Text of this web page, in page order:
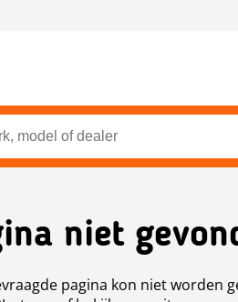
niet
pagina kon niet worden